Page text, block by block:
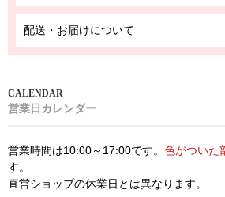
配送・お届けについて
営業日カレンダー
営業時間は10:00～17:00です。 色がついた
す。
直営ショップの休業日とは異なります。